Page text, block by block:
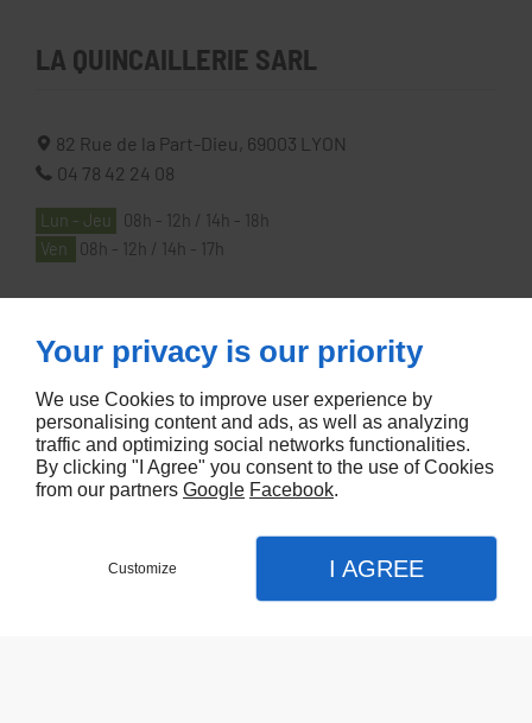
LA QUINCAILLERIE SARL
82 Rue de la Part-Dieu, 69003
LYON
04 78 42 24 08
Lun - Jeu
08h - 12h / 14h - 18h
Ven
08h - 12h / 14h - 17h
À PROPOS
Accueil
Contactez-nous
Mentions légales
Plan du site
Your privacy is our priority
We use Cookies to improve user experience by
personalising content and ads, as well as analyzing
traffic and optimizing social networks functionalities.
By clicking "I Agree" you consent to the use of Cookies
from our partners Google Facebook.
Customize I AGREE